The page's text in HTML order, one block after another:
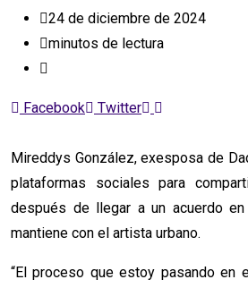
24 de diciembre de 2024
minutos de lectura
Facebook Twitter Whatsapp
email
Mireddys González, exesposa de
plataformas sociales para
después de llegar a un acuerdo
mantiene con el artista urbano.
“El proceso que estoy pasando en